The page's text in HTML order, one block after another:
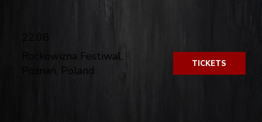
Rockowizna Festiwal,
Poznań, Poland
TICKETS